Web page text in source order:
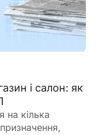
і салон: як
на кілька